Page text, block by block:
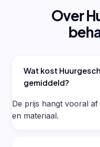
Over
Wat kost
gemiddeld?
De prijs hangt vooral
en materiaal.